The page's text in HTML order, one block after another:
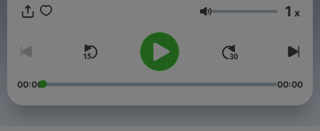
Volume 1 x
00:00 00:00